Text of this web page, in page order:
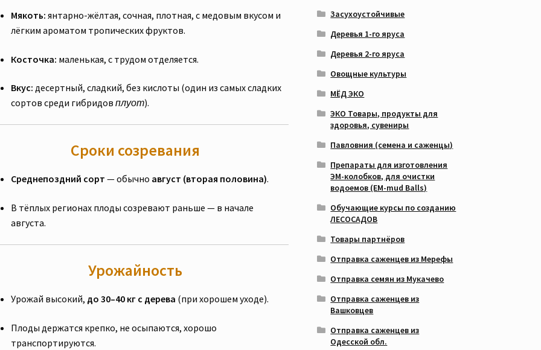
Мякоть: янтарно-жёлтая, сочная, плотная, с медовым вкусом и
лёгким ароматом тропических фруктов.
Косточка: маленькая, с трудом отделяется.
Вкус: десертный, сладкий, без кислоты (один из самых сладких
сортов среди гибридов плуот).
Сроки созревания
Среднепоздний сорт — обычно август (вторая половина).
В тёплых регионах плоды созревают раньше — в начале
августа.
Урожайность
Урожай высокий, до 30–40 кг с дерева (при хорошем уходе).
Плоды держатся крепко, не осыпаются, хорошо
транспортируются.
Засухоустойчивые
Деревья 1-го яруса
Деревья 2-го яруса
Овощные культуры
МЁД ЭКО
ЭКО Товары, продукты для
здоровья, сувениры
Павловния (семена и саженцы)
Препараты для изготовления
ЭМ-колобков, для очистки
водоемов (EM-mud Balls)
Обучающие курсы по созданию
ЛЕСОСАДОВ
Товары партнёров
Отправка саженцев из Мерефы
Отправка семян из Мукачево
Отправка саженцев из
Вашковцев
Отправка саженцев из
Одесской обл.